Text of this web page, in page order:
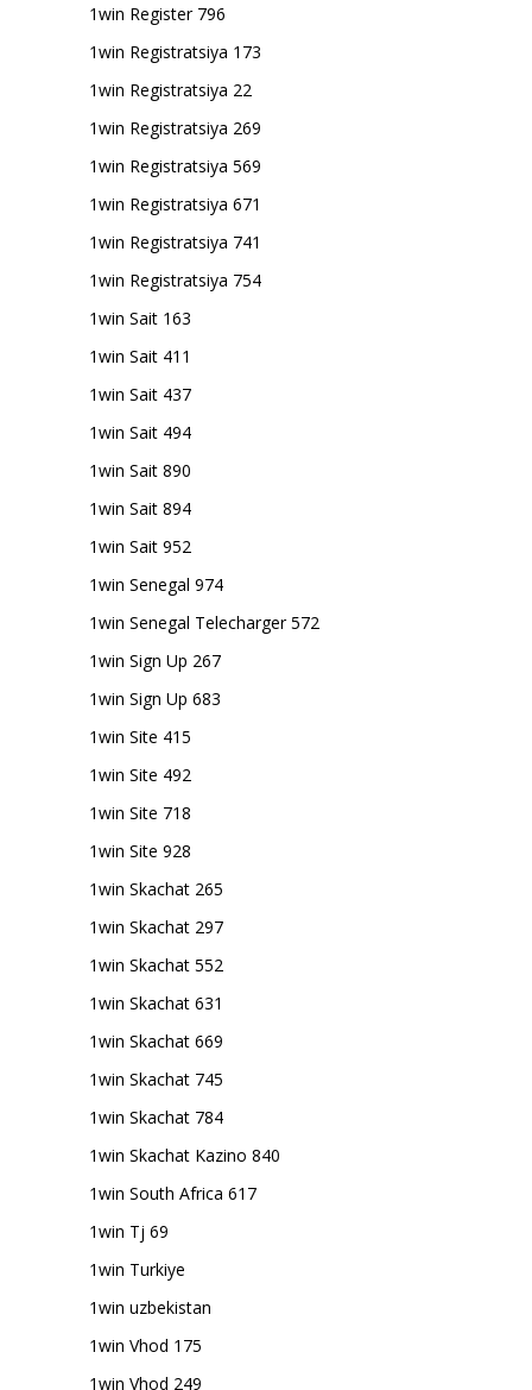
1win Register 796
1win Registratsiya 173
1win Registratsiya 22
1win Registratsiya 269
1win Registratsiya 569
1win Registratsiya 671
1win Registratsiya 741
1win Registratsiya 754
1win Sait 163
1win Sait 411
1win Sait 437
1win Sait 494
1win Sait 890
1win Sait 894
1win Sait 952
1win Senegal 974
1win Senegal Telecharger 572
1win Sign Up 267
1win Sign Up 683
1win Site 415
1win Site 492
1win Site 718
1win Site 928
1win Skachat 265
1win Skachat 297
1win Skachat 552
1win Skachat 631
1win Skachat 669
1win Skachat 745
1win Skachat 784
1win Skachat Kazino 840
1win South Africa 617
1win Tj 69
1win Turkiye
1win uzbekistan
1win Vhod 175
1win Vhod 249